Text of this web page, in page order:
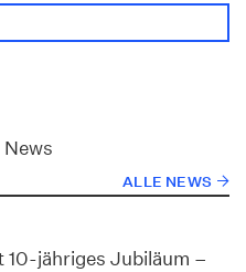
ALLE NEWS
10-jähriges Jubiläum –